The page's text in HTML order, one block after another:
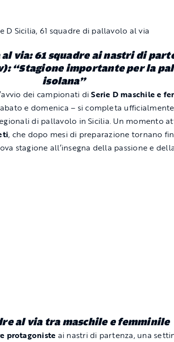
al via: 61 squadre ai nastri di
“Stagione importante per la
isolana”
dei campionati diSerie D maschile e
e domenica – si completa
di pallavolo in Sicilia. Un momento
, che dopo mesi di preparazione tornano
stagione all’insegna della passione e
al via tra maschile e femminile
protagoniste ai nastri di partenza, una